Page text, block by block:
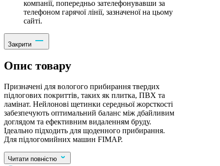
компанії, попередньо зателефонувавши за
телефоном гарячої лінії, зазначеної на цьому
сайті.
Закрити
Опис товару
Призначені для вологого прибирання твердих
підлогових покриттів, таких як плитка, ПВХ та
ламінат. Нейлонові щетинки середньої жорсткості
забезпечують оптимальний баланс між дбайливим
доглядом та ефективним видаленням бруду.
Ідеально підходить для щоденного прибирання.
Для підлогомийних машин FIMAP.
Читати повністю